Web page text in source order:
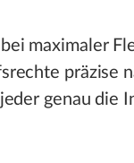
maximaler
präzise
genau die